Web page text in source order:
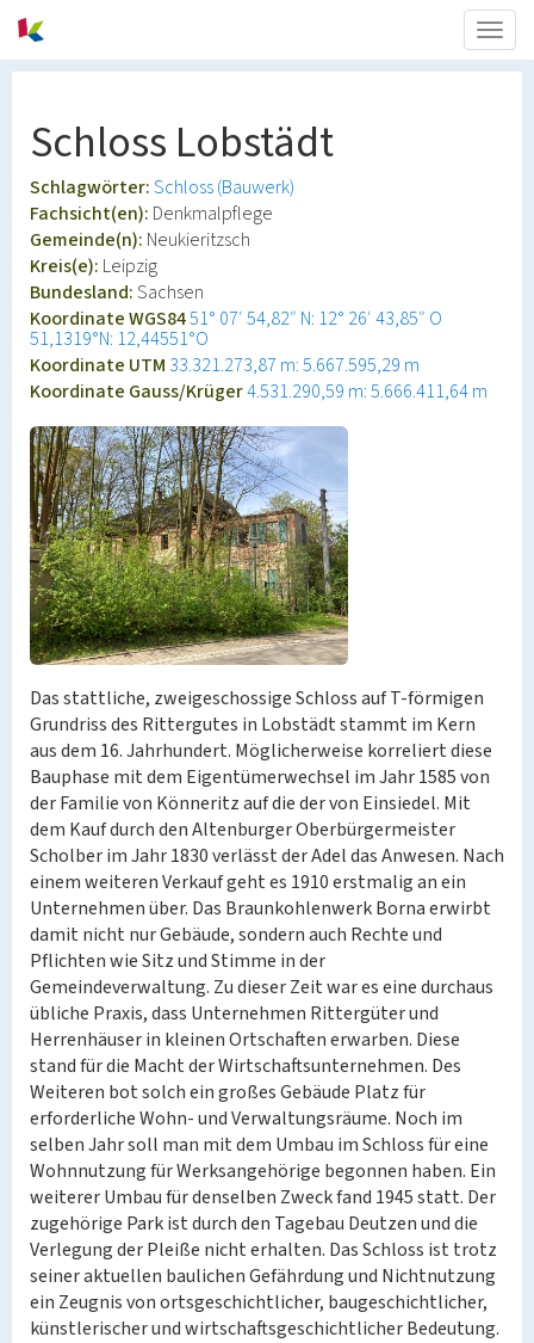
Schloss Lobstädt
Schlagwörter:Schloss (Bauwerk)
Fachsicht(en): Denkmalpflege
Gemeinde(n): Neukieritzsch
Kreis(e): Leipzig
Bundesland:Sachsen
Koordinate WGS8451° 07′ 54,82″ N: 12° 26′ 43,85″ O
51,1319°N: 12,44551°O
Koordinate UTM 33.321.273,87 m: 5.667.595,29 m
Koordinate Gauss/Krüger4.531.290,59 m: 5.666.411,64 m
Das stattliche, zweigeschossige Schloss auf T-förmigen
Grundriss des Rittergutes in Lobstädt stammt im Kern
aus dem 16. Jahrhundert. Möglicherweise korreliert diese
Bauphase mit dem Eigentümerwechsel im Jahr 1585 von
der Familie von Könneritz auf die der von Einsiedel. Mit
dem Kauf durch den Altenburger Oberbürgermeister
Scholber im Jahr 1830 verlässt der Adel das Anwesen. Nach
einem weiteren Verkauf geht es 1910 erstmalig an ein
Unternehmen über. Das Braunkohlenwerk Borna erwirbt
damit nicht nur Gebäude, sondern auch Rechte und
Pflichten wie Sitz und Stimme in der
Gemeindeverwaltung. Zu dieser Zeit war es eine durchaus
übliche Praxis, dass Unternehmen Rittergüter und
Herrenhäuser in kleinen Ortschaften erwarben. Diese
stand für die Macht der Wirtschaftsunternehmen. Des
Weiteren bot solch ein großes Gebäude Platz für
erforderliche Wohn- und Verwaltungsräume. Noch im
selben Jahr soll man mit dem Umbau im Schloss für eine
Wohnnutzung für Werksangehörige begonnen haben. Ein
weiterer Umbau für denselben Zweck fand 1945 statt. Der
zugehörige Park ist durch den Tagebau Deutzen und die
Verlegung der Pleiße nicht erhalten. Das Schloss ist trotz
seiner aktuellen baulichen Gefährdung und Nichtnutzung
ein Zeugnis von ortsgeschichtlicher, baugeschichtlicher,
künstlerischer und wirtschaftsgeschichtlicher Bedeutung.